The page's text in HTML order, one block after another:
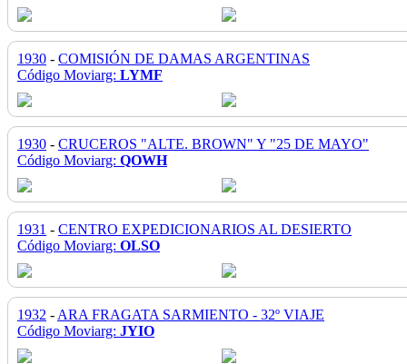
1930 - COMISIÓN DE DAMAS ARGENTINAS
Código Moviarg: LYMF
1930 - CRUCEROS "ALTE. BROWN" Y "25 DE MAYO"
Código Moviarg: QOWH
1931 - CENTRO EXPEDICIONARIOS AL DESIERTO
Código Moviarg: OLSO
1932 - ARA FRAGATA SARMIENTO - 32º VIAJE
Código Moviarg: JYIO